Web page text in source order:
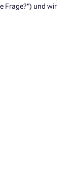
Frage?") und wir